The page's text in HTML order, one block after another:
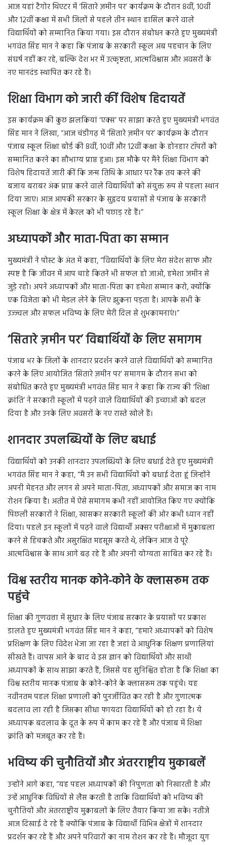
आज यहां टैगोर थिएटर में ‘सितारे ज़मीन पर’ कार्यक्रम के दौरान 8वीं, 10वीं
और 12वीं कक्षा में सभी जिलों से पहले तीन स्थान हासिल करने वाले
विद्यार्थियों को सम्मानित किया गया। इस दौरान संबोधन करते हुए मुख्यमंत्री
भगवंत सिंह मान ने कहा कि पंजाब के सरकारी स्कूल अब पहचान के लिए
संघर्ष नहीं कर रहे, बल्कि देश भर में उत्कृष्टता, आत्मविश्वास और अवसरों के
नए मानदंड स्थापित कर रहे हैं।
शिक्षा विभाग को जारी कीं विशेष हिदायतें
इस कार्यक्रम की कुछ झलकियां ‘एक्स’ पर साझा करते हुए मुख्यमंत्री भगवंत
सिंह मान ने लिखा, “आज चंडीगढ़ में ‘सितारे ज़मीन पर’ कार्यक्रम के दौरान
पंजाब स्कूल शिक्षा बोर्ड की 8वीं, 10वीं और 12वीं कक्षा के होनहार टॉपरों को
सम्मानित करने का सौभाग्य प्राप्त हुआ। इस मौके पर मैंने शिक्षा विभाग को
विशेष हिदायतें जारी कीं कि जन्म तिथि के आधार पर रैंक तय करने की
बजाय बराबर अंक प्राप्त करने वाले विद्यार्थियों को संयुक्त रूप से पहला स्थान
दिया जाए। आज आपकी सरकार के सुहृदय प्रयासों से पंजाब के सरकारी
स्कूल शिक्षा के क्षेत्र में केरल को भी पछाड़ रहे हैं।”
अध्यापकों और माता-पिता का सम्मान
मुख्यमंत्री ने पोस्ट के अंत में कहा, “विद्यार्थियों के लिए मेरा संदेश साफ और
स्पष्ट है कि जीवन में आप चाहे कितने भी सफल हो जाओ, हमेशा जमीन से
जुड़े रहो। अपने अध्यापकों और माता-पिता का हमेशा सम्मान करो, क्योंकि
एक विजेता को भी मेडल लेने के लिए झुकना पड़ता है। आपके सभी के
उज्ज्वल और सफल भविष्य के लिए मेरी दिल से शुभकामनाएं।”
‘सितारे ज़मीन पर’ विद्यार्थियों के लिए समागम
पंजाब भर के जिलों के शानदार प्रदर्शन करने वाले विद्यार्थियों को सम्मानित
करने के लिए आयोजित ‘सितारे ज़मीन पर’ समागम के दौरान सभा को
संबोधित करते हुए मुख्यमंत्री भगवंत सिंह मान ने कहा कि राज्य की ‘शिक्षा
क्रांति’ ने सरकारी स्कूलों में पढ़ने वाले विद्यार्थियों की इच्छाओं को बदल
दिया है और उनके लिए अवसरों के नए रास्ते खोले हैं।
शानदार उपलब्धियों के लिए बधाई
विद्यार्थियों को उनकी शानदार उपलब्धियों के लिए बधाई देते हुए मुख्यमंत्री
भगवंत सिंह मान ने कहा, “मैं उन सभी विद्यार्थियों को बधाई देता हूं जिन्होंने
अपनी मेहनत और लगन से अपने माता-पिता, अध्यापकों और समाज का नाम
रोशन किया है। अतीत में ऐसे समागम कभी नहीं आयोजित किए गए क्योंकि
पिछली सरकारों ने शिक्षा, खासकर सरकारी स्कूलों की ओर कभी ध्यान नहीं
दिया। पहले इन स्कूलों में पढ़ने वाले विद्यार्थी अक्सर परीक्षाओं में मुकाबला
करने से हिचकते और असुरक्षित महसूस करते थे, लेकिन आज वे पूरे
आत्मविश्वास के साथ आगे बढ़ रहे हैं और अपनी योग्यता साबित कर रहे हैं।
विश्व स्तरीय मानक कोने-कोने के क्लासरूम तक
पहुंचे
शिक्षा की गुणवत्ता में सुधार के लिए पंजाब सरकार के प्रयासों पर प्रकाश
डालते हुए मुख्यमंत्री भगवंत सिंह मान ने कहा, “हमारे अध्यापकों को विशेष
प्रशिक्षण के लिए विदेश भेजा जा रहा है जहां वे आधुनिक शिक्षण प्रणालियां
सीखते हैं। वापस आने के बाद वे इस ज्ञान को विद्यार्थियों और साथी
अध्यापकों के साथ साझा करते हैं, जिससे यह सुनिश्चित होता है कि शिक्षा का
विश्व स्तरीय मानक पंजाब के कोने-कोने के क्लासरूम तक पहुंचे। यह
नवीनतम पहल शिक्षा प्रणाली को पुनर्जीवित कर रही है और गुणात्मक
बदलाव ला रही है जिसका सीधा फायदा विद्यार्थियों को हो रहा है। ये
अध्यापक बदलाव के दूत के रूप में काम कर रहे हैं और पंजाब में शिक्षा
क्रांति को मजबूत कर रहे हैं।
भविष्य की चुनौतियों और अंतरराष्ट्रीय मुकाबलें
उन्होंने आगे कहा, “यह पहल अध्यापकों की निपुणता को निखारती है और
उन्हें आधुनिक विधियों से लैस करती है ताकि विद्यार्थियों को भविष्य की
चुनौतियों और अंतरराष्ट्रीय मुकाबलों के लिए तैयार किया जा सके। नतीजे
आज दिखाई दे रहे हैं क्योंकि पंजाब के विद्यार्थी विभिन्न क्षेत्रों में शानदार
प्रदर्शन कर रहे हैं और अपने परिवारों का नाम रोशन कर रहे हैं। मौजूदा युग